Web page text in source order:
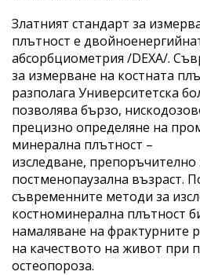
Златният стандарт за
плътност е
абсорбциометрия /DEXA/.
за измерване на костната
разполага Университетска
позволява бързо,
прецизно определяне на
минерална плътност –
изследване,
постменопаузална възраст.
съвременните методи за
костноминерална плътност
намаляване на фрактурните
на качеството на живот при
остеопороза.